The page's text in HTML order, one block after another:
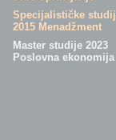
Specijalističke
2015 Menadžment
Master studije 2023
Poslovna ekonomija